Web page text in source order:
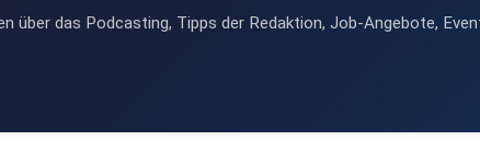
über das Podcasting, Tipps der Redaktion, Job-Angebote,